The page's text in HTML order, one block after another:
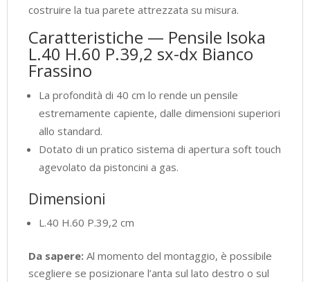
costruire la tua parete attrezzata su misura.
Caratteristiche — Pensile Isoka
L.40 H.60 P.39,2 sx-dx Bianco
Frassino
La profondità di 40 cm lo rende un pensile
estremamente capiente, dalle dimensioni superiori
allo standard.
Dotato di un pratico sistema di apertura soft touch
agevolato da pistoncini a gas.
Dimensioni
L.40 H.60 P.39,2 cm
Da sapere: Al momento del montaggio, è possibile
scegliere se posizionare l’anta sul lato destro o sul